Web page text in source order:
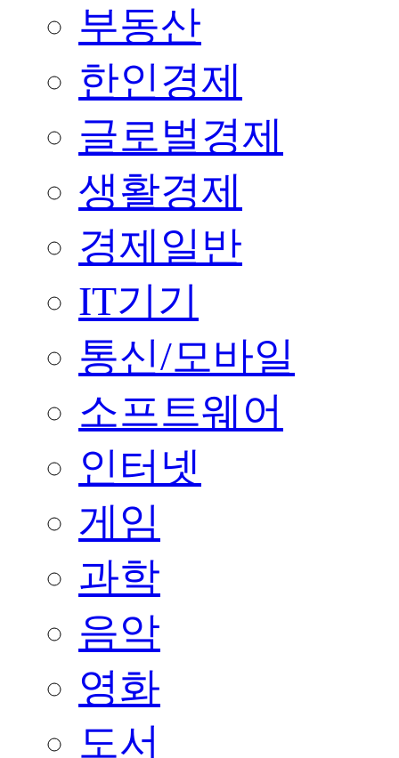
부동산
한인경제
글로벌경제
생활경제
경제일반
IT기기
통신/모바일
소프트웨어
인터넷
게임
과학
음악
영화
도서